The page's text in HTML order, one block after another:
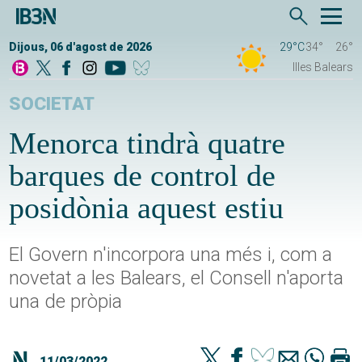
Dijous, 06 d'agost de 2026 29°C34°
26°
Illes Balears
SOCIETAT
Menorca tindrà quatre
barques de control de
posidònia aquest estiu
El Govern n'incorpora una més i, com a
novetat a les Balears, el Consell n'aporta
una de pròpia